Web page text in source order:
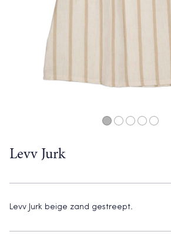
Levv Jurk
Levv Jurk beige zand gestreept.